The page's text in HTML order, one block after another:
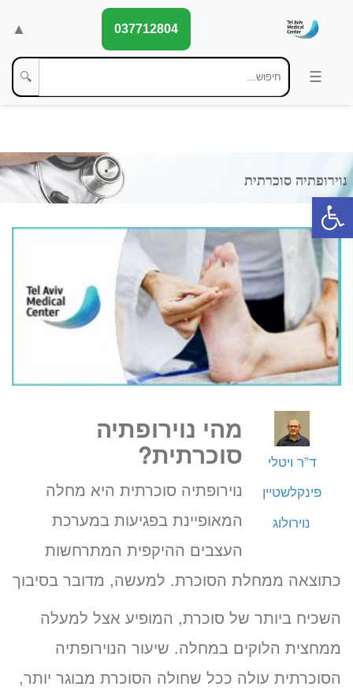
פתח סרגל נגישות
▲ 037712804
🔍
ד”ר ויטלי
פינקלשטיין
נוירולוג
מהי נוירופתיה
סוכרתית?
נוירופתיה סוכרתית היא מחלה
המאופיינת בפגיעות במערכת
העצבים ההיקפית המתרחשות
כתוצאה ממחלת הסוכרת. למעשה, מדובר בסיבוך
השכיח ביותר של סוכרת, המופיע אצל למעלה
ממחצית הלוקים במחלה. שיעור הנוירופתיה
הסוכרתית עולה ככל שחולה הסוכרת מבוגר יותר,